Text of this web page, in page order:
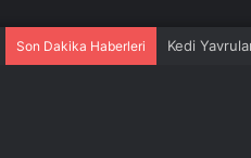
Son Dakika Haberleri Kedi